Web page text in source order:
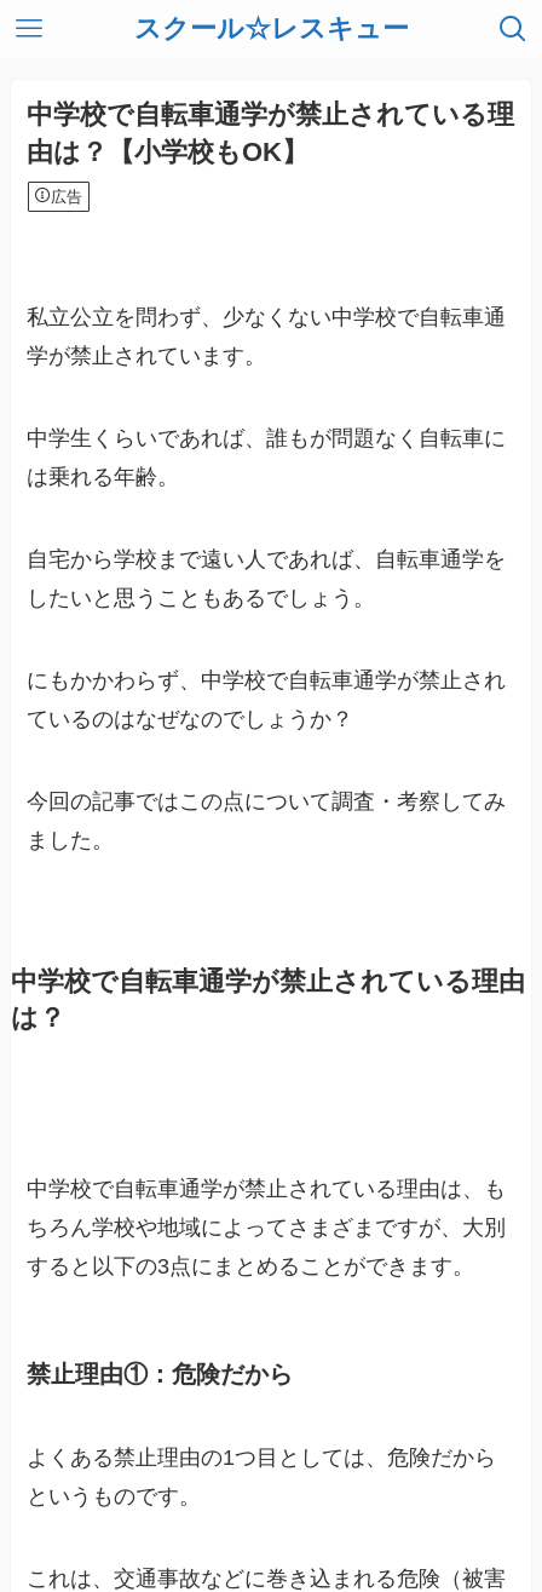
スクール☆レスキュー
中学校で自転車通学が禁止されている理
由は？【小学校もOK】
広告
私立公立を問わず、少なくない中学校で自転車通
学が禁止されています。
中学生くらいであれば、誰もが問題なく自転車に
は乗れる年齢。
自宅から学校まで遠い人であれば、自転車通学を
したいと思うこともあるでしょう。
にもかかわらず、中学校で自転車通学が禁止され
ているのはなぜなのでしょうか？
今回の記事ではこの点について調査・考察してみ
ました。
中学校で自転車通学が禁止されている理由
は？
中学校で自転車通学が禁止されている理由は、も
ちろん学校や地域によってさまざまですが、大別
すると以下の3点にまとめることができます。
禁止理由①：危険だから
よくある禁止理由の1つ目としては、危険だから
というものです。
これは、交通事故などに巻き込まれる危険（被害